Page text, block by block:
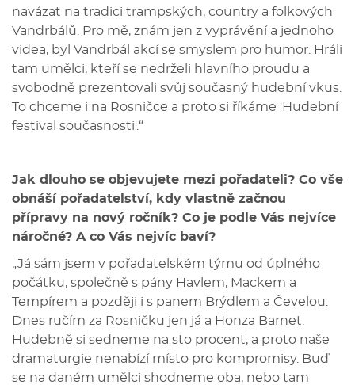
navázat na tradici trampských, country a folkových
Vandrbálů. Pro mě, znám jen z vyprávění a jednoho
videa, byl Vandrbál akcí se smyslem pro humor. Hráli
tam umělci, kteří se nedrželi hlavního proudu a
svobodně prezentovali svůj současný hudební vkus.
To chceme i na Rosničce a proto si říkáme 'Hudební
festival současnosti'.“
Jak dlouho se objevujete mezi pořadateli? Co vše
obnáší pořadatelství, kdy vlastně začnou
přípravy na nový ročník? Co je podle Vás nejvíce
náročné? A co Vás nejvíc baví?
„Já sám jsem v pořadatelském týmu od úplného
počátku, společně s pány Havlem, Mackem a
Tempírem a později i s panem Brýdlem a Čevelou.
Dnes ručím za Rosničku jen já a Honza Barnet.
Hudebně si sedneme na sto procent, a proto naše
dramaturgie nenabízí místo pro kompromisy. Buď
se na daném umělci shodneme oba, nebo tam